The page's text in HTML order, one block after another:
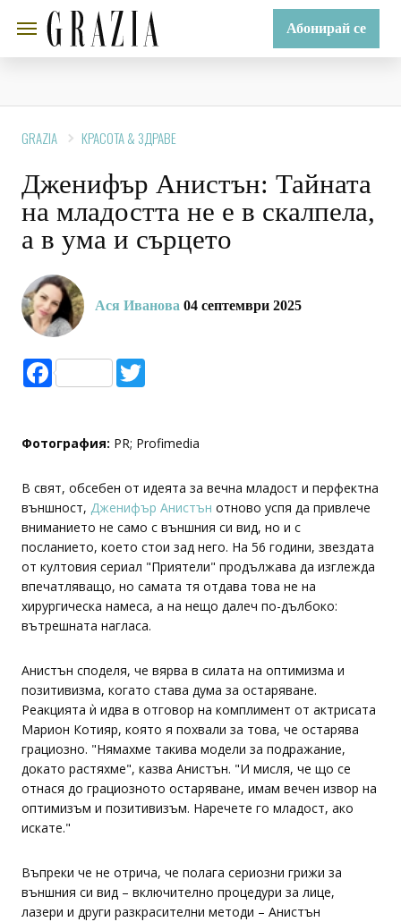
Абонирай се
GRAZIA КРАСОТА & ЗДРАВЕ
Дженифър Анистън: Тайната
на младостта не е в скалпела,
а в ума и сърцето
Ася Иванова 04 септември 2025
Facebook
Фотография: PR; Profimedia
В свят, обсебен от идеята за вечна младост и перфектна
външност, Дженифър Анистън отново успя да привлече
вниманието не само с външния си вид, но и с
посланието, което стои зад него. На 56 години, звездата
от култовия сериал "Приятели" продължава да изглежда
впечатляващо, но самата тя отдава това не на
хирургическа намеса, а на нещо далеч по-дълбоко:
вътрешната нагласа.
Анистън споделя, че вярва в силата на оптимизма и
позитивизма, когато става дума за остаряване.
Реакцията ѝ идва в отговор на комплимент от актрисата
Марион Котияр, която я похвали за това, че остарява
грациозно. "Нямахме такива модели за подражание,
докато растяхме", казва Анистън. "И мисля, че що се
отнася до грациозното остаряване, имам вечен извор на
оптимизъм и позитивизъм. Наречете го младост, ако
искате."
Въпреки че не отрича, че полага сериозни грижи за
външния си вид – включително процедури за лице,
лазери и други разкрасителни методи – Анистън